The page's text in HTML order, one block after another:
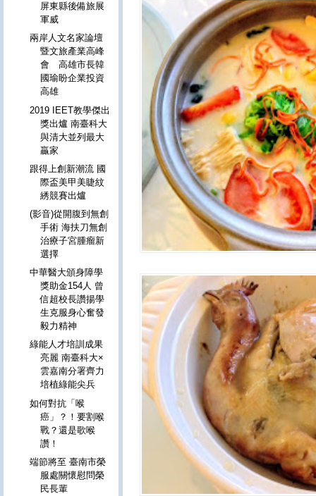
屏東縣後備旅展
軍威
兩岸人文名家論壇
暨文旅產業高峰
會 高雄市長韓
國瑜盼企業投資
高雄
2019 IEET教學傑出
獎出爐 南臺科大
與清大並列最大
贏家
跟得上創新潮流 國
際盃美甲美睫紋
綉競賽出爐
(影音)從開腹到無創
手術 海扶刀無創
治療子宮腫瘤新
選擇
中華醫大頒身障學
獎助金154人 曾
信超校長讚揚學
生克服身心奮發
毅力精神
綠能人才培訓成果
亮麗 南臺科大×
雲嘉南分署齊力
培植綠能尖兵
如何對抗「喉
癌」？！要割喉
戰？還是歌喉
讚！
端節將至 臺南市榮
服處關懷慰問榮
民長輩